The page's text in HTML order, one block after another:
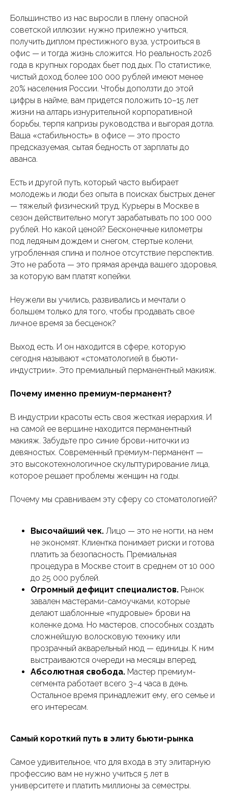
Большинство из нас выросли в плену опасной
советской иллюзии: нужно прилежно учиться,
получить диплом престижного вуза, устроиться в
офис — и тогда жизнь сложится. Но реальность 2026
года в крупных городах бьет под дых. По статистике,
чистый доход более 100 000 рублей имеют менее
20% населения России. Чтобы доползти до этой
цифры в найме, вам придется положить 10–15 лет
жизни на алтарь изнурительной корпоративной
борьбы, терпя капризы руководства и выгорая дотла.
Ваша «стабильность» в офисе — это просто
предсказуемая, сытая бедность от зарплаты до
аванса.
Есть и другой путь, который часто выбирает
молодежь и люди без опыта в поисках быстрых денег
— тяжелый физический труд. Курьеры в Москве в
сезон действительно могут зарабатывать по 100 000
рублей. Но какой ценой? Бесконечные километры
под ледяным дождем и снегом, стертые колени,
угробленная спина и полное отсутствие перспектив.
Это не работа — это прямая аренда вашего здоровья,
за которую вам платят копейки.
Неужели вы учились, развивались и мечтали о
большем только для того, чтобы продавать свое
личное время за бесценок?
Выход есть. И он находится в сфере, которую
сегодня называют «стоматологией в бьюти-
индустрии». Это премиальный перманентный макияж.
Почему именно премиум-перманент?
В индустрии красоты есть своя жесткая иерархия. И
на самой ее вершине находится перманентный
макияж. Забудьте про синие брови-ниточки из
девяностых. Современный премиум-перманент —
это высокотехнологичное скульптурирование лица,
которое решает проблемы женщин на годы.
Почему мы сравниваем эту сферу со стоматологией?
Высочайший чек. Лицо — это не ногти, на нем
не экономят. Клиентка понимает риски и готова
платить за безопасность. Премиальная
процедура в Москве стоит в среднем от 10 000
до 25 000 рублей.
Огромный дефицит специалистов. Рынок
завален мастерами-самоучками, которые
делают шаблонные «пудровые» брови на
коленке дома. Но мастеров, способных создать
сложнейшую волосковую технику или
прозрачный акварельный нюд — единицы. К ним
выстраиваются очереди на месяцы вперед.
Абсолютная свобода. Мастер премиум-
сегмента работает всего 3–4 часа в день.
Остальное время принадлежит ему, его семье и
его интересам.
Самый короткий путь в элиту бьюти-рынка
Самое удивительное, что для входа в эту элитарную
профессию вам не нужно учиться 5 лет в
университете и платить миллионы за семестры.